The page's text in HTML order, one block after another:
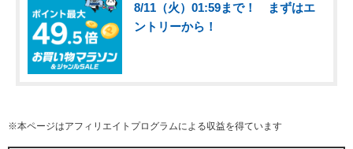
8/11（火）01:59まで！ まずはエ
ントリーから！
※本ページはアフィリエイトプログラムによる収益を得ています